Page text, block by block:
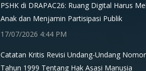
PSHK di DRAPAC26: Ruang Digital Harus
Anak dan Menjamin Partisipasi Publik
17/07/2026 4:44 PM
Catatan Kritis Revisi Undang-Undang
Tahun 1999 Tentang Hak Asasi Manusia